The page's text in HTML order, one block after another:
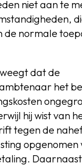
niet aan te
de normale
dat de
het
hij wist van
tegen de
opgenomen